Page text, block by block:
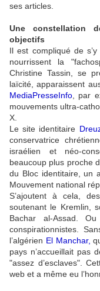
ses articles.
Une constellation
objectifs
Il est compliqué de
nourrissent la
Christine Tassin, se
laïcité, apparaissent
MediaPresseInfo , par
mouvements ultra-
X.
Le site identitaire
conservatrice
israélien et néo-
beaucoup plus proche
du Bloc identitaire, un
Mouvement national
S’ajoutent à cela,
soutenant le Kremlin,
Bachar al-Assad.
conspirationnistes.
l’algérien El Manchar,
pays n’accueillait pas
"assez d’esclaves".
web et a même eu